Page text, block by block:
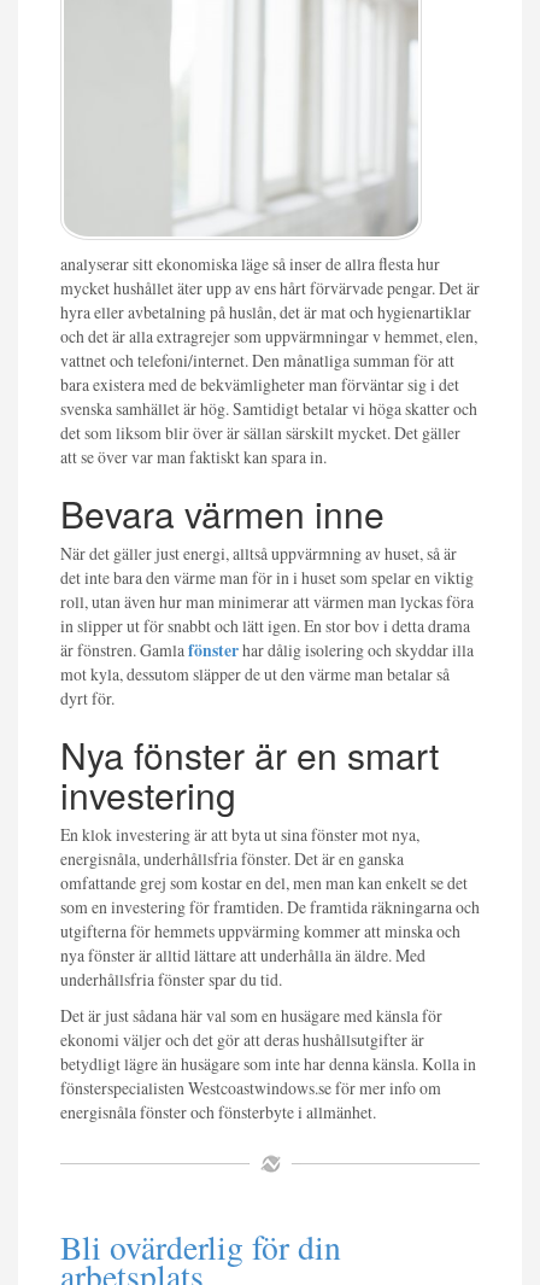
analyserar sitt ekonomiska läge så inser de allra flesta hur
mycket hushållet äter upp av ens hårt förvärvade pengar. Det är
hyra eller avbetalning på huslån, det är mat och hygienartiklar
och det är alla extragrejer som uppvärmningar v hemmet, elen,
vattnet och telefoni/internet. Den månatliga summan för att
bara existera med de bekvämligheter man förväntar sig i det
svenska samhället är hög. Samtidigt betalar vi höga skatter och
det som liksom blir över är sällan särskilt mycket. Det gäller
att se över var man faktiskt kan spara in.
Bevara värmen inne
När det gäller just energi, alltså uppvärmning av huset, så är
det inte bara den värme man för in i huset som spelar en viktig
roll, utan även hur man minimerar att värmen man lyckas föra
in slipper ut för snabbt och lätt igen. En stor bov i detta drama
är fönstren. Gamlafönsterhar dålig isolering och skyddar illa
mot kyla, dessutom släpper de ut den värme man betalar så
dyrt för.
Nya fönster är en smart
investering
En klok investering är att byta ut sina fönster mot nya,
energisnåla, underhållsfria fönster. Det är en ganska
omfattande grej som kostar en del, men man kan enkelt se det
som en investering för framtiden. De framtida räkningarna och
utgifterna för hemmets uppvärming kommer att minska och
nya fönster är alltid lättare att underhålla än äldre. Med
underhållsfria fönster spar du tid.
Det är just sådana här val som en husägare med känsla för
ekonomi väljer och det gör att deras hushållsutgifter är
betydligt lägre än husägare som inte har denna känsla. Kolla in
fönsterspecialisten Westcoastwindows.se för mer info om
energisnåla fönster och fönsterbyte i allmänhet.
Bli ovärderlig för din
arbetsplats